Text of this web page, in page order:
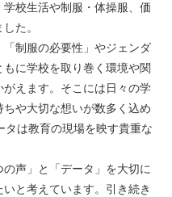
校生活や制服・体操服、価
た。
制服の必要性」やジェンダ
に学校を取り巻く環境や関
えます。そこには日々の学
や大切な想いが数多く込め
タは教育の現場を映す貴重な
声」と「データ」を大切に
と考えています。引き続き